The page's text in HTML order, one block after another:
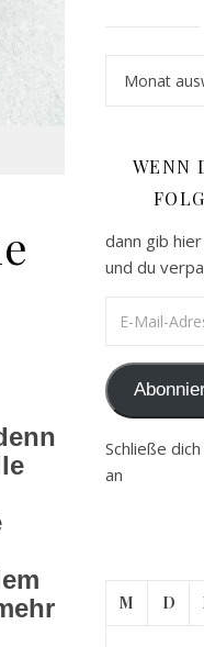
WENN
dann gib
und du
Schließe
an
M D